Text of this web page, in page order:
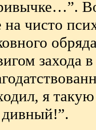
на чисто
захода
я такую